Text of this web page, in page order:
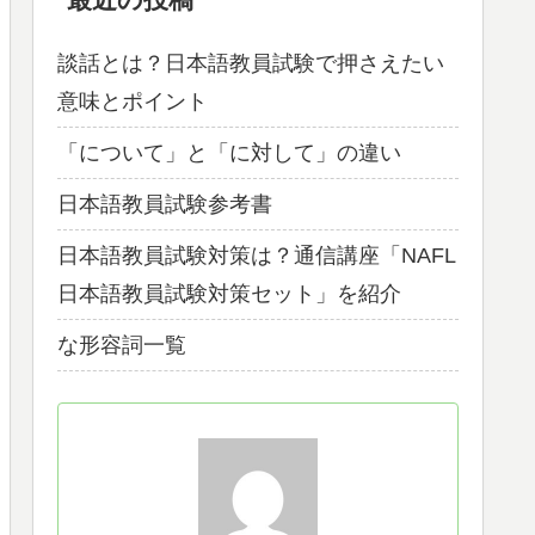
談話とは？日本語教員試験で押さえたい
意味とポイント
「について」と「に対して」の違い
日本語教員試験参考書
日本語教員試験対策は？通信講座「NAFL
日本語教員試験対策セット」を紹介
な形容詞一覧